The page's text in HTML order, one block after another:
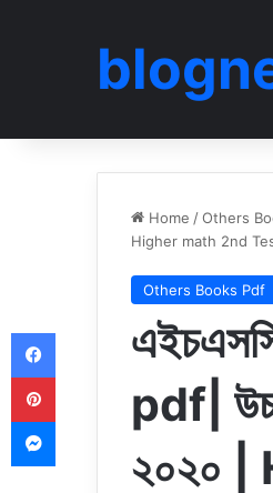
Home /Others
Higher math 2nd
Others Books Pdf
pdf|
২০২০
Facebook
Pinterest
Messenger